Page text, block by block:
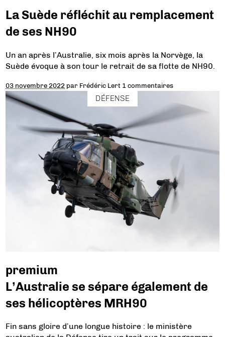
La Suède réfléchit au remplacement
de ses NH90
Un an après l’Australie, six mois après la Norvège, la
Suède évoque à son tour le retrait de sa flotte de NH90.
03 novembre 2022 par Frédéric Lert 1 commentaires
DÉFENSE
premium
L’Australie se sépare également de
ses hélicoptères MRH90
Fin sans gloire d’une longue histoire : le ministère